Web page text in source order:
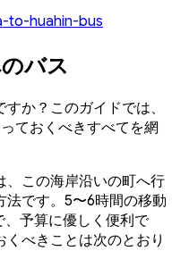
to-huahin-bus
バス
か？このガイドでは、
ておくべきすべてを網
、この海岸沿いの町へ行
法です。5〜6時間の移動
予算に優しく便利で
べきことは次のとおり